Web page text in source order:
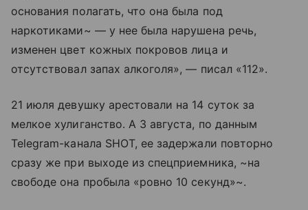
основания полагать, что она была под
наркотиками~ — у нее была нарушена речь,
изменен цвет кожных покровов лица и
отсутствовал запах алкоголя», — писал «112».
21 июля девушку арестовали на 14 суток за
мелкое хулиганство. А 3 августа, по данным
Telegram-канала SHOT, ее задержали повторно
сразу же при выходе из спецприемника, ~на
свободе она пробыла «ровно 10 секунд»~.